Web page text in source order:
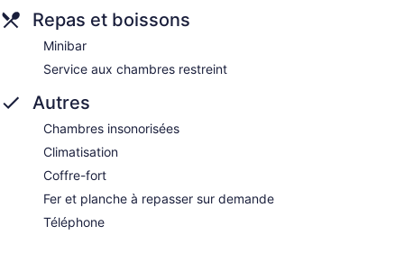
Repas et boissons
Minibar
Service aux chambres restreint
Autres
Chambres insonorisées
Climatisation
Coffre-fort
Fer et planche à repasser sur demande
Téléphone